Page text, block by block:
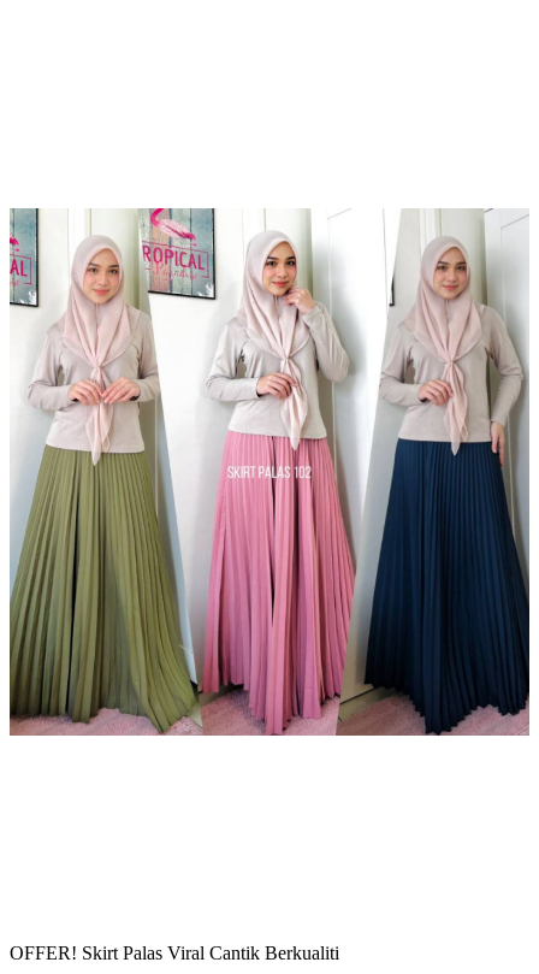
OFFER! Skirt Palas Viral Cantik Berkualiti